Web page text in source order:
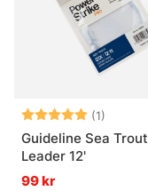
Betyg: (1)
Guideline Sea Trout
Leader 12'
99 kr